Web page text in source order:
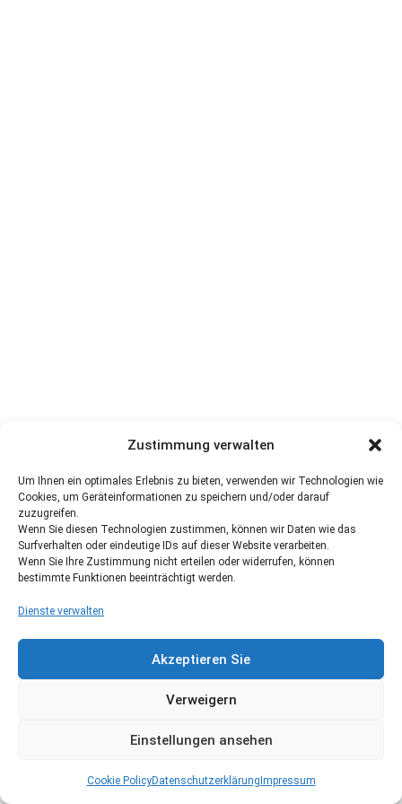
Zustimmung verwalten
Um Ihnen ein optimales Erlebnis zu bieten, verwenden wir Technologien wie
Cookies, um Geräteinformationen zu speichern und/oder darauf
zuzugreifen.
Wenn Sie diesen Technologien zustimmen, können wir Daten wie das
Surfverhalten oder eindeutige IDs auf dieser Website verarbeiten.
Wenn Sie Ihre Zustimmung nicht erteilen oder widerrufen, können
bestimmte Funktionen beeinträchtigt werden.
Dienste verwalten
Akzeptieren Sie
Verweigern
Einstellungen ansehen
Cookie PolicyDatenschutzerklärung Impressum